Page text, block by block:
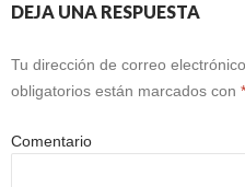
DEJA UNA RESPUESTA
Tu dirección de correo
obligatorios están marcados con *
Comentario